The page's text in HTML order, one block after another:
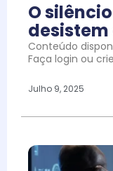
O
Conteúdo
Faça login ou
Julho 9, 2025